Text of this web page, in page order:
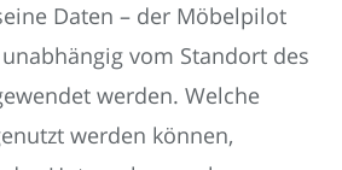
Daten – der Möbelpilot
vom Standort des
werden. Welche
werden können,